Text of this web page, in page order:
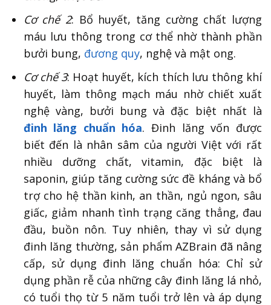
Cơ chế 2: Bổ huyết, tăng cường chất lượng
máu lưu thông trong cơ thể nhờ thành phần
bưởi bung, đương quy, nghệ và mật ong.
Cơ chế 3: Hoạt huyết, kích thích lưu thông khí
huyết, làm thông mạch máu nhờ chiết xuất
nghệ vàng, bưởi bung và đặc biệt nhất là
đinh lăng chuẩn hóa. Đinh lăng vốn được
biết đến là nhân sâm của người Việt với rất
nhiều dưỡng chất, vitamin, đặc biệt là
saponin, giúp tăng cường sức đề kháng và bổ
trợ cho hệ thần kinh, an thần, ngủ ngon, sâu
giấc, giảm nhanh tình trạng căng thẳng, đau
đầu, buồn nôn. Tuy nhiên, thay vì sử dụng
đinh lăng thường, sản phẩm AZBrain đã nâng
cấp, sử dụng đinh lăng chuẩn hóa: Chỉ sử
dụng phần rễ của những cây đinh lăng lá nhỏ,
có tuổi thọ từ 5 năm tuổi trở lên và áp dụng